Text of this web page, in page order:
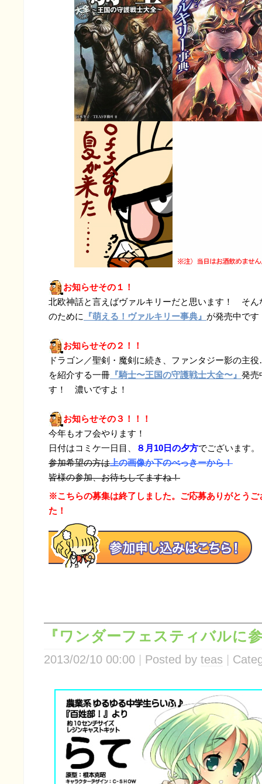
お知らせその１！
北欧神話と言えばヴァルキリーだと思います！ そん
のために
『萌える！ヴァルキリー事典』 が発売中です
お知らせその２！！
ドラゴン／聖剣・魔剣に続き、ファンタジー影の主
を紹介する一冊 『騎士〜王国の守護戦士大全〜』 発売
す！ 濃いですよ！
お知らせその３！！！
今年もオフ会やります！
日付はコミケ一日目、
８月10日の夕方でございます。
参加希望の方は上の画像か下のべっきーから！
皆様の参加、お待ちしてますね！
※こちらの募集は終了しました。ご応募ありがとうご
た！
『ワンダーフェスティバルに
2013/02/10 00:00 Posted by teas